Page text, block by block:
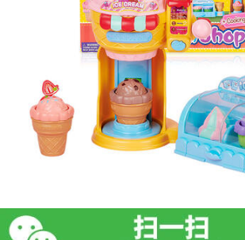
手工艺，文具，蜡笔，泥胶，画板
娃娃，芭比，收藏公仔
电子玩具
游戏及拼图系列
益智学习玩具